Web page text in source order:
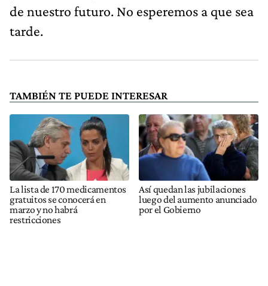
de nuestro futuro. No esperemos a que sea
tarde.
TAMBIÉN TE PUEDE INTERESAR
La lista de 170 medicamentos
gratuitos se conocerá en
marzo y no habrá
restricciones
Así quedan las jubilaciones
luego del aumento anunciado
por el Gobierno